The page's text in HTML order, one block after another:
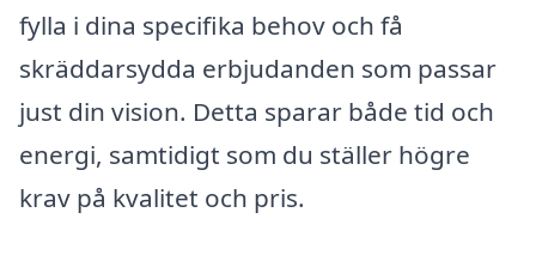
fylla i dina specifika behov och få
skräddarsydda erbjudanden som passar
just din vision. Detta sparar både tid och
energi, samtidigt som du ställer högre
krav på kvalitet och pris.